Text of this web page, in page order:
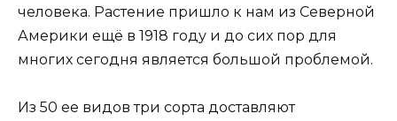
человека. Растение пришло к нам из Северной
Америки ещё в 1918 году и до сих пор для
многих сегодня является большой проблемой.
Из 50 ее видов три сорта доставляют